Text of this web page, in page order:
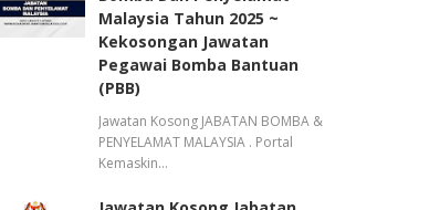
Malaysia Tahun 2025 ~
Kekosongan Jawatan
Pegawai Bomba Bantuan
(PBB)
Jawatan Kosong JABATAN BOMBA &
PENYELAMAT MALAYSIA . Portal
Kemaskin…